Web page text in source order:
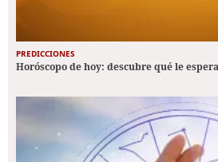
PREDICCIONES
Horóscopo de hoy: descubre qué le